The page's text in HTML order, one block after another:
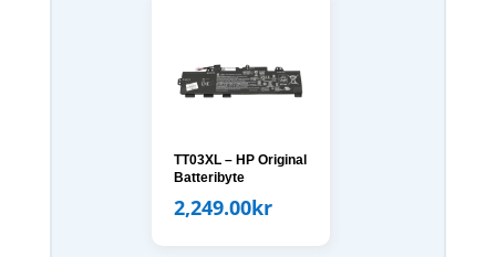
TT03XL – HP Original
Batteribyte
2,249.00kr